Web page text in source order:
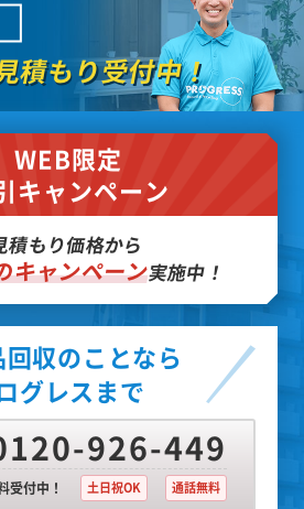
積もり受付中！
WEB限定
キャンペーン
積もり価格から
キャンペーン実施中！
収のことなら
グレスまで
926-449
受付中！ 土日祝OK 通話無料